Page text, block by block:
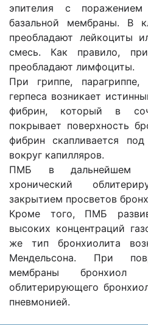
эпителия с
базальной мембраны. В
преобладают лейкоциты
смесь. Как правило,
преобладают лимфоциты.
При гриппе,
герпеса возникает
фибрин, который в
покрывает поверхность
фибрин скапливается
вокруг капилляров.
ПМБ в дальнейшем
хронический
закрытием просветов
Кроме того, ПМБ
высоких концентраций
же тип бронхиолита
Мендельсона. При
мембраны бронхиол
облитерирующего
пневмонией.